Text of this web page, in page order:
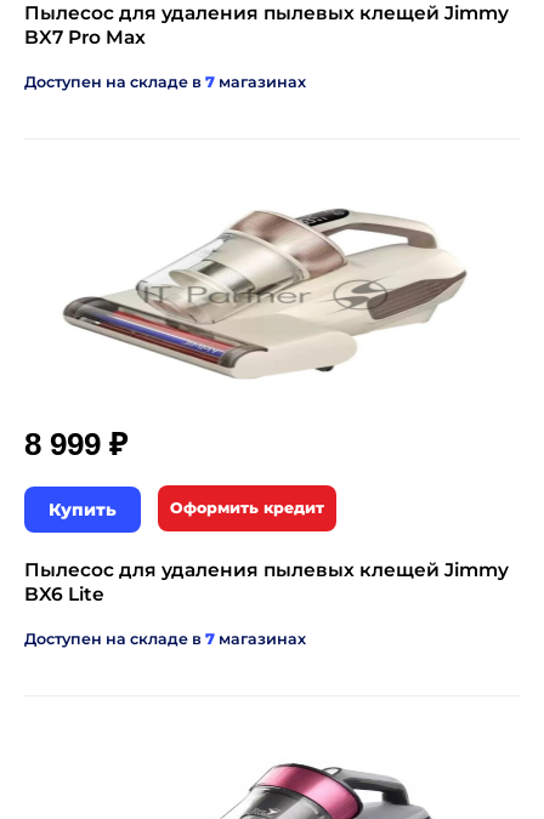
Пылесос для удаления пылевых клещей Jimmy
BX7 Pro Max
Доступен на складе в 7 магазинах
8 999 ₽
Купить Оформить кредит
Пылесос для удаления пылевых клещей Jimmy
BX6 Lite
Доступен на складе в 7 магазинах